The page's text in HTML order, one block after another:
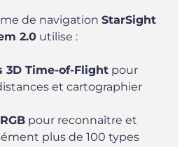
de navigation StarSight
2.0 utilise :
3D Time-of-Flight pour
et cartographier
pour reconnaître et
plus de 100 types